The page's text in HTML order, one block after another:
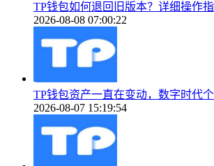
TP钱包如何退回旧版本？详细操作
2026-08-08 07:00:22
TP钱包资产一直在变动，数字时代
2026-08-07 15:19:54